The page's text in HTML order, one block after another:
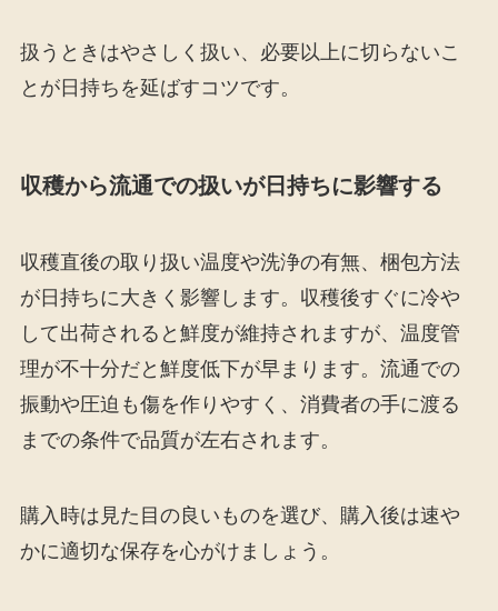
扱うときはやさしく扱い、必要以上に切らないこ
とが日持ちを延ばすコツです。
収穫から流通での扱いが日持ちに影響する
収穫直後の取り扱い温度や洗浄の有無、梱包方法
が日持ちに大きく影響します。収穫後すぐに冷や
して出荷されると鮮度が維持されますが、温度管
理が不十分だと鮮度低下が早まります。流通での
振動や圧迫も傷を作りやすく、消費者の手に渡る
までの条件で品質が左右されます。
購入時は見た目の良いものを選び、購入後は速や
かに適切な保存を心がけましょう。